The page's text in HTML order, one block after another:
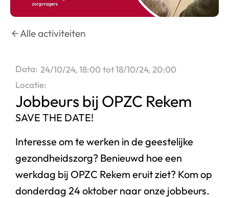
Alle activiteiten
Data: 24/10/24, 18:00tot 18/10/24, 20:00
Locatie:
Jobbeurs bij OPZC Rekem
SAVE THE DATE!
Interesse om te werken in de geestelijke
gezondheidszorg? Benieuwd hoe een
werkdag bij OPZC Rekem eruit ziet? Kom op
donderdag 24 oktober naar onze jobbeurs.